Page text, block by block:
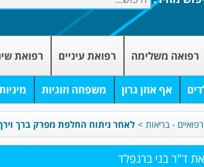
רפואה משלימה רפואת עיניים רפואת
אף אוזן גרון משפחה וזוגיות
- בריאות > לאחר ניתוח החלפת מפרק ברך
ד"ר בני ברנפלד